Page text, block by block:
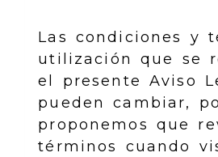
Las condiciones y
utilización que se
el presente Aviso
pueden cambiar,
proponemos que
términos cuando